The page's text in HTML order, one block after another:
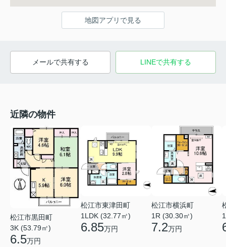
地図アプリで見る
メールで共有する LINEで共有する
近隣の物件
松江市黒田町
3K (53.79㎡)
6.5万円
松江市東津田町
1LDK (32.77㎡)
6.85万円
松江市横浜町
1R (30.30㎡)
7.2万円